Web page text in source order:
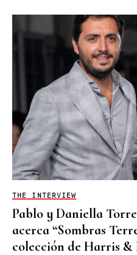
THE INTERVIEW
Pablo y Daniella
acerca “Sombras
colección de Harris &